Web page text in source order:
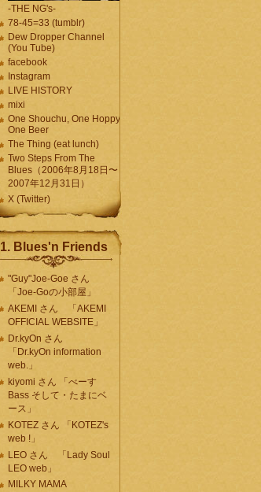
-THE NG's-
78-45=33 (tumblr)
Dew Dropper Channel
(You Tube)
facebook
Instagram
LIVE HISTORY
mixi
One Shouchu, One Hoppy.
One Beer
The Thing (eat lunch)
Two Steps From The
Blues（2006年8月18日〜
2007年12月31日）
X (Twitter)
1. Blues'n Friends
"Guy"Joe-Goe さん
「Joe-Goの小部屋」
AKEMI さん 「AKEMI
OFFICIAL WEBSITE」
Dr.kyOn さん
「Dr.kyOn information
web.」
kiyomi さん 「べーす
Bass そして・たまにベ
ース」
KOTEZ さん 「KOTEZ's
web !」
LEO さん 「Lady Soul
LEO web」
MILKY MAMA